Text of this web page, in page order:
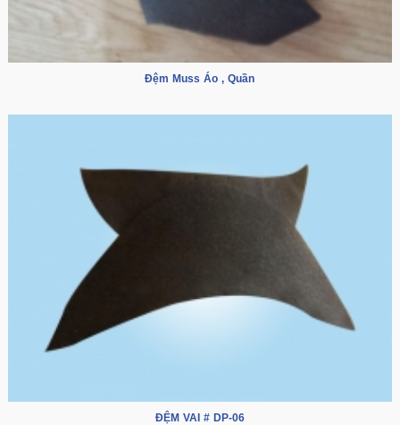
Đệm Muss Áo , Quần
ĐỆM VAI # DP-06